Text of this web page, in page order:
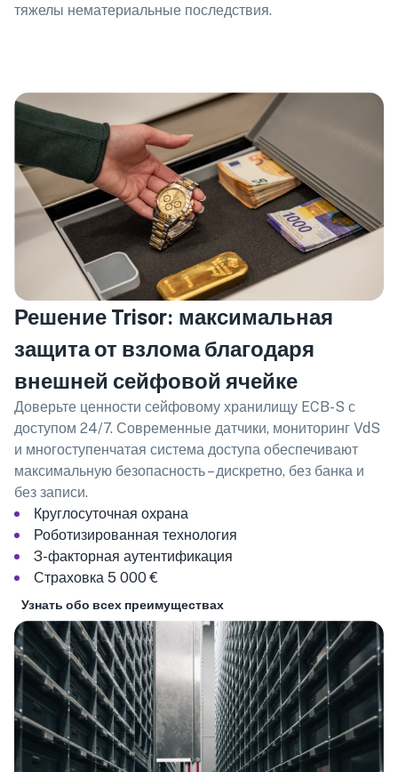
тяжелы нематериальные последствия.
Решение Trisor: максимальная
защита от взлома благодаря
внешней сейфовой ячейке
Доверьте ценности сейфовому хранилищу ECB-S с
доступом 24/7. Современные датчики, мониторинг VdS
и многоступенчатая система доступа обеспечивают
максимальную безопасность – дискретно, без банка и
без записи.
Круглосуточная охрана
Роботизированная технология
3-факторная аутентификация
Страховка 5 000 €
Узнать обо всех преимуществах